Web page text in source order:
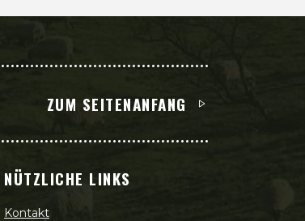
ZUM SEITENANFANG
NÜTZLICHE LINKS
Kontakt